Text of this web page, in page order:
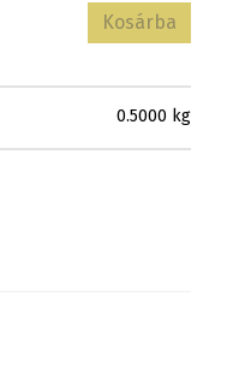
Kosárba
0.5000 kg